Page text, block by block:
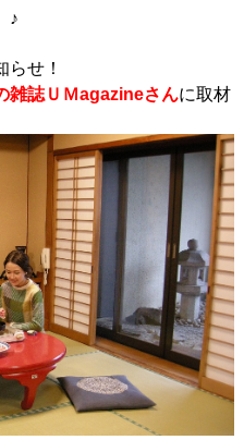
♪
せ！
雑誌ＵＭagazineさんに取材